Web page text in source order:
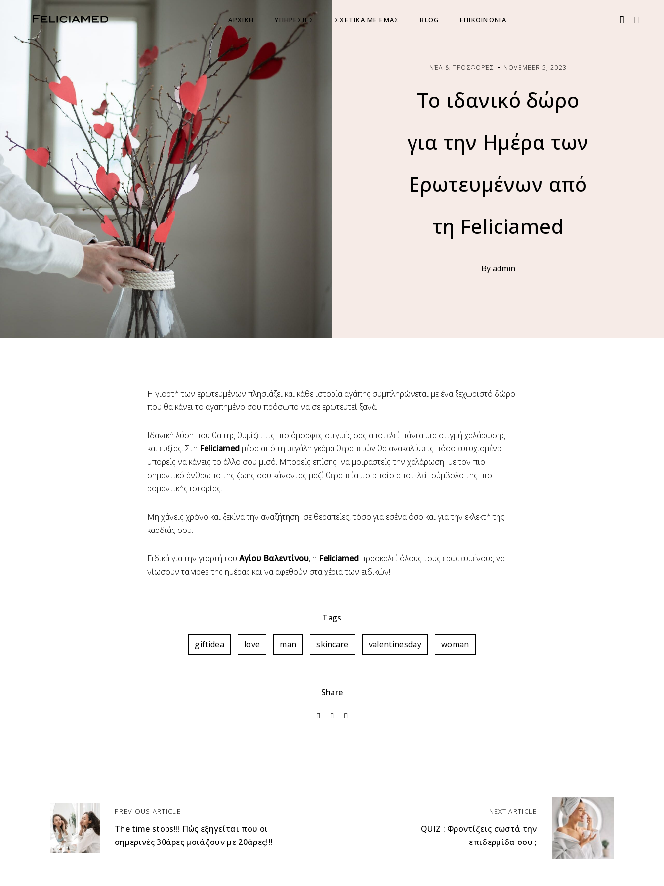
ΑΡΧΙΚΗ ΥΠΗΡΕΣΙΕΣ ΣΧΕΤΙΚΑ ΜΕ ΕΜΑΣ BLOG ΕΠΙΚΟΙΝΩΝΙΑ
ΝΈΑ & ΠΡΟΣΦΟΡΈΣ NOVEMBER 5, 2023
Το ιδανικό δώρο
για την Ημέρα των
Ερωτευμένων από
τη Feliciamed
By admin
Η γιορτή των ερωτευμένων πλησιάζει και κάθε ιστορία αγάπης συμπληρώνεται με ένα ξεχωριστό δώρο
που θα κάνει το αγαπημένο σου πρόσωπο να σε ερωτευτεί ξανά.
Ιδανική λύση που θα της θυμίζει τις πιο όμορφες στιγμές σας αποτελεί πάντα μια στιγμή χαλάρωσης
και ευξίας. Στη Feliciamedμέσα από τη μεγάλη γκάμα θεραπειών θα ανακαλύψεις πόσο ευτυχισμένο
μπορείς να κάνεις το άλλο σου μισό. Μπορείς επίσης να μοιραστείς την χαλάρωση με τον πιο
σημαντικό άνθρωπο της ζωής σου κάνοντας μαζί θεραπεία ,το οποίο αποτελεί σύμβολο της πιο
ρομαντικής ιστορίας.
Μη χάνεις χρόνο και ξεκίνα την αναζήτηση σε θεραπείες, τόσο για εσένα όσο και για την εκλεκτή της
καρδιάς σου.
Ειδικά για την γιορτή του Αγίου Βαλεντίνου, η Feliciamedπροσκαλεί όλους τους ερωτευμένους να
νίωσουν τα vibes της ημέρας και να αφεθούν στα χέρια των ειδικών!
Tags
giftidea love man skincare valentinesday woman
Share
o
s
t
n
a
PREVIOUS ARTICLE
The time stops!!! Πώς εξηγείται που οι
σημερινές 30άρες μοιάζουν με 20άρες!!!
NEXT ARTICLE
QUIZ : Φροντίζεις σωστά την
επιδερμίδα σου ;